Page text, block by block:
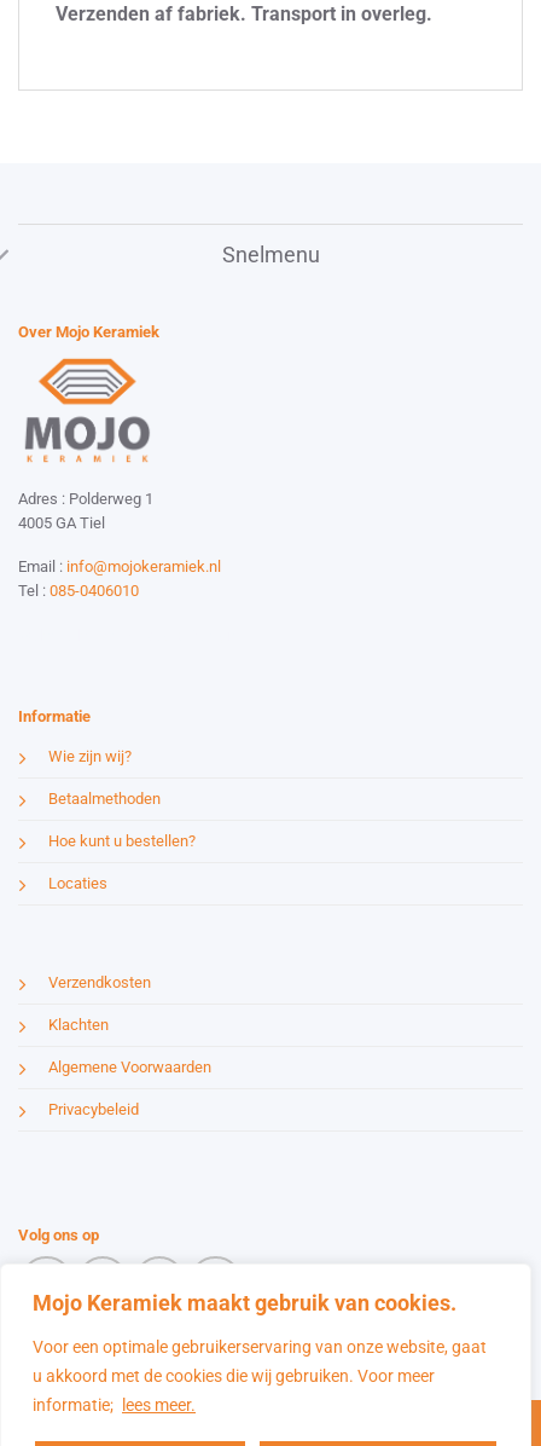
Mojo Keramiek maakt gebruik van cookies.
Voor een optimale gebruikerservaring van onze website, gaat
u akkoord met de cookies die wij gebruiken. Voor meer
informatie;
lees meer.
Verzenden af fabriek. Transport in overleg.
Snelmenu
Over Mojo Keramiek
Adres : Polderweg 1
4005 GA Tiel
Email : info@mojokeramiek.nl
Tel : 085-0406010
Informatie
Wie zijn wij?
Betaalmethoden
Hoe kunt u bestellen?
Locaties
Verzendkosten
Klachten
Algemene Voorwaarden
Privacybeleid
Volg ons op
IDeal Maestro Sofort BancontactMasterCard
x 40 Bentrup TC 44 - HAN15D, S-